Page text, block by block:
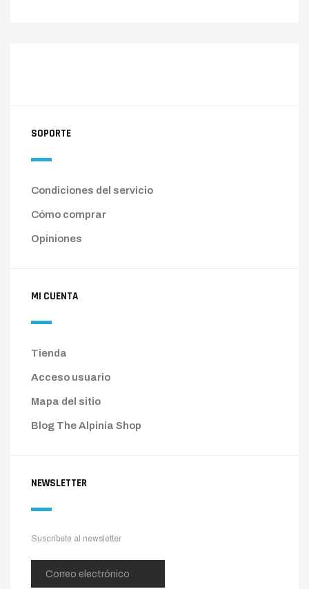
SOPORTE
Condiciones del servicio
Cómo comprar
Opiniones
MI CUENTA
Tienda
Acceso usuario
Mapa del sitio
Blog The Alpinia Shop
NEWSLETTER
Suscríbete al newsletter